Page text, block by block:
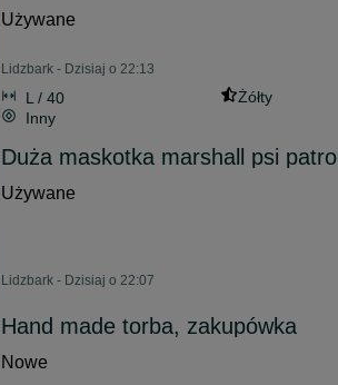
Używane
Lidzbark - Dzisiaj o 22:13
L / 40
Żółty
Inny
Duża maskotka marshall psi patrol
Używane
Lidzbark - Dzisiaj o 22:07
Hand made torba, zakupówka
Nowe